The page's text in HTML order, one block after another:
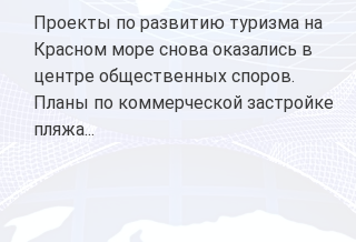
Проекты по развитию туризма на
Красном море снова оказались в
центре общественных споров.
Планы по коммерческой застройке
пляжа...